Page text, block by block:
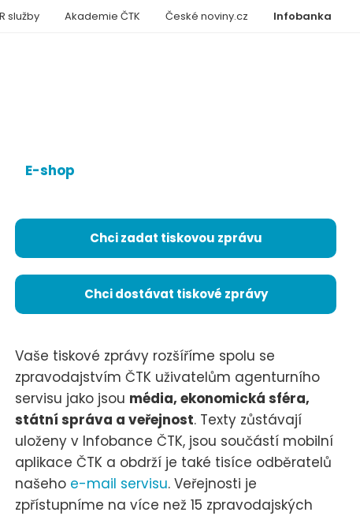
E-shop
Infobanka
služby Akademie ČTK České noviny.cz
Chci zadat tiskovou zprávu
Chci dostávat tiskové zprávy
Vaše tiskové zprávy rozšíříme spolu se
zpravodajstvím ČTK uživatelům agenturního
servisu jako jsou média, ekonomická sféra,
státní správa a veřejnost. Texty zůstávají
uloženy v Infobance ČTK, jsou součástí mobilní
aplikace ČTK a obdrží je také tisíce odběratelů
našeho e-mail servisu. Veřejnosti je
zpřístupníme na více než 15 zpravodajských